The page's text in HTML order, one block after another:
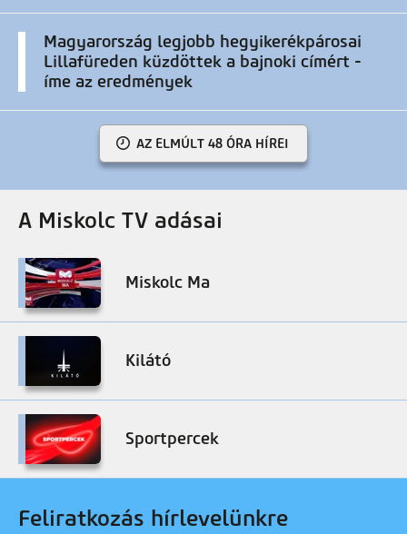
Magyarország legjobb hegyikerékpárosai
Lillafüreden küzdöttek a bajnoki címért -
íme az eredmények
AZ ELMÚLT 48 ÓRA HÍREI
A Miskolc TV adásai
Miskolc Ma
Kilátó
Sportpercek
Feliratkozás hírlevelünkre